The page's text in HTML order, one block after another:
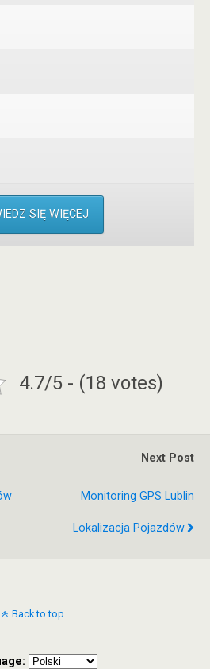
SIĘ WIĘCEJ
4.7/5 - (18 votes)
Next Post
Monitoring GPS Lublin
Lokalizacja Pojazdów
Back to top